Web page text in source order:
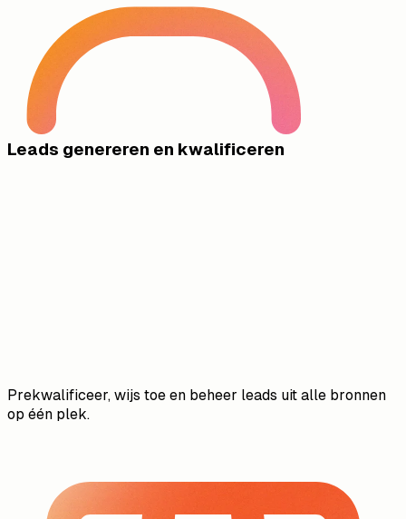
Leads genereren en kwalificeren
Prekwalificeer, wijs toe en beheer leads uit alle bronnen
op één plek.